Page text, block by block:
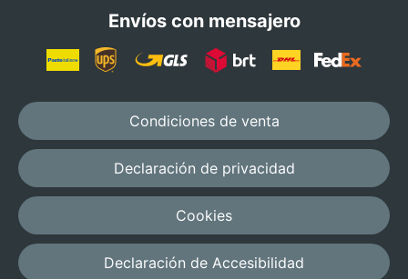
Envíos con mensajero
Condiciones de venta
Declaración de privacidad
Cookies
Declaración de Accesibilidad